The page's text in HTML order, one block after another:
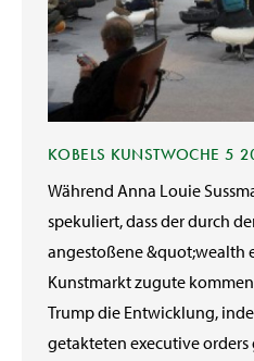
KOBELS KUNSTWOCHE 5
Während Anna Louie
spekuliert, dass der durch
angestoßene &quot;wealth
Kunstmarkt zugute
Trump die Entwicklung,
getakteten executive orders